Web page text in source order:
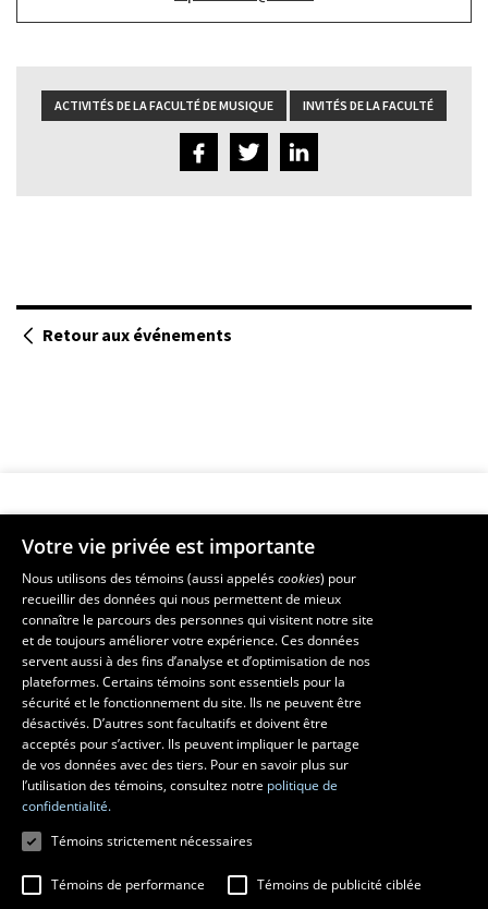
lien
ACTIVITÉS DE LA FACULTÉ DE MUSIQUE INVITÉS DE LA FACULTÉ
Retour aux événements
Faculté de musique
Pavillon Louis-Jacques-Casault
1055, avenue du Séminaire, Québec (Québec)  G1V 0A6
Téléphone: 418 656-7061
Suivez-nous sur Facebook
Suivez-nous sur YouTube
Votre vie privée est importante
Nous utilisons des témoins (aussi appeléscookies) pour
recueillir des données qui nous permettent de mieux
connaître le parcours des personnes qui visitent notre site
et de toujours améliorer votre expérience. Ces données
servent aussi à des fins d’analyse et d’optimisation de nos
plateformes. Certains témoins sont essentiels pour la
sécurité et le fonctionnement du site. Ils ne peuvent être
désactivés. D’autres sont facultatifs et doivent être
acceptés pour s’activer. Ils peuvent impliquer le partage
de vos données avec des tiers. Pour en savoir plus sur
l’utilisation des témoins, consultez notre politique de
confidentialité.
Témoins strictement nécessaires
Témoins de performance Témoins de publicité ciblée